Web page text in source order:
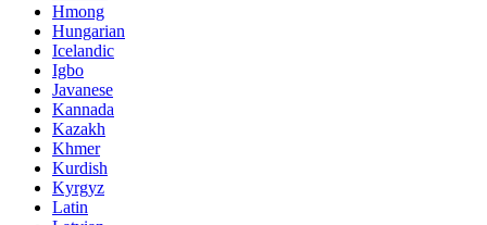
Hmong
Hungarian
Icelandic
Igbo
Javanese
Kannada
Kazakh
Khmer
Kurdish
Kyrgyz
Latin